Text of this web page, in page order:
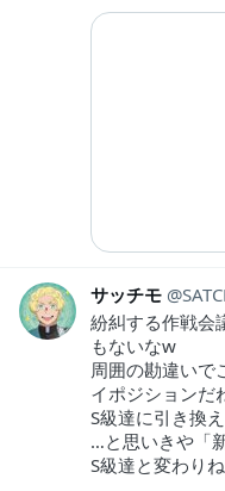
サッチモ
紛糾する作戦会
もないなw
周囲の勘違いで
イポジションだ
S級達に引き換
…と思いきや「
S級達と変わり